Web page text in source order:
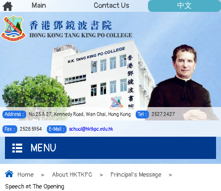
Address： No.25 & 27, Kennedy Road, Wan Chai, Hong Kong Tel： 2527 2427
Fax： 2528 5954 E-Mail： school@hktkpc.edu.hk
中文
Contact Us
Main
MENU
Home > About HKTKPC > Principal's Message
>
Speech at The Opening